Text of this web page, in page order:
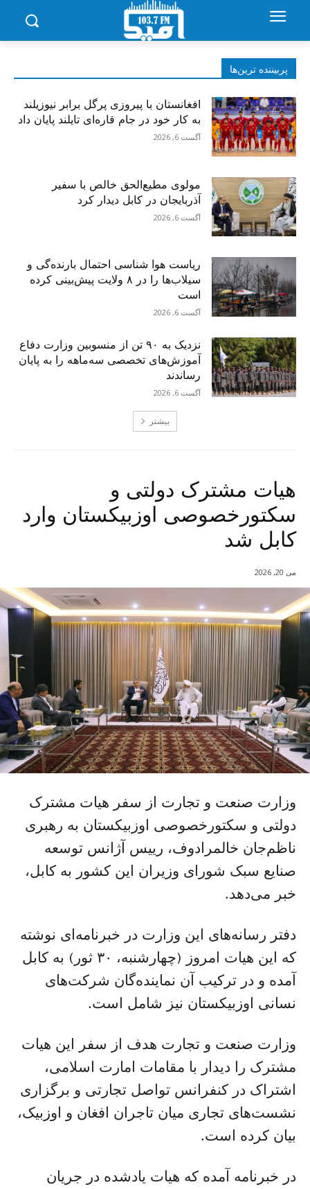
پربیننده‌ ترین‌ها
افغانستان با پیروزی پرگل برابر نیوزیلند
به کار خود در جام قاره‌ای تایلند پایان داد
آگست 6, 2026
مولوی مطیع‌الحق خالص با سفیر
آذربایجان در کابل دیدار کرد
آگست 6, 2026
ریاست هوا شناسی احتمال بارنده‌گی و
سیلاب‌ها را در ۸ ولایت پیش‌بینی کرده
است
آگست 6, 2026
نزدیک به ۹۰ تن از منسوبین وزارت دفاع
آموزش‌های تخصصی سه‌ماهه را به پایان
رساندند
آگست 6, 2026
بیشتر
هیات مشترک دولتی و
سکتورخصوصی اوزبیکستان وارد
کابل شد
می 20, 2026
وزارت صنعت و تجارت از سفر هیات مشترک
دولتی و سکتورخصوصی اوزبیکستان به رهبری
ناظم‌جان خالمرادوف، رییس آژانس توسعه
صنایع سبک شورای وزیران این کشور به کابل،
خبر می‌دهد.
دفتر رسانه‌های این وزارت در خبرنامه‌ای نوشته
که این هیات امروز (چهارشنبه، ۳۰ ثور) به کابل
آمده و در ترکیب آن نماینده‌گان شرکت‌های
نسانی اوزبیکستان نیز شامل است.
وزارت صنعت و تجارت هدف از سفر این هیات
مشترک را دیدار با مقامات امارت اسلامی،
اشتراک در کنفرانس تواصل تجارتی و برگزاری
نشست‌های تجاری میان تاجران افغان و اوزبیک،
بیان کرده است.
در خبرنامه آمده که هیات یادشده در جریان